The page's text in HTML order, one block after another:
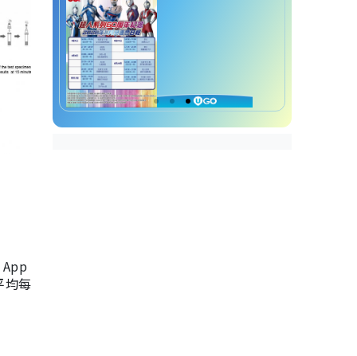
均每